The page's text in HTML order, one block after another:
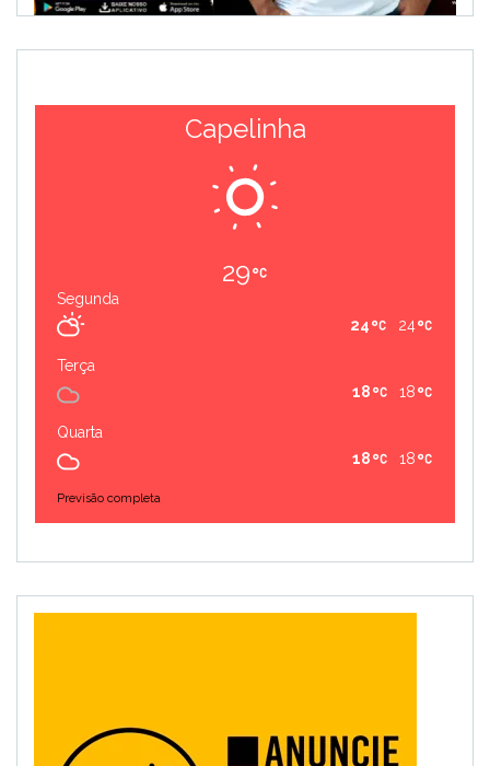
Capelinha
29
Segunda
24
24
Terça
18
18
Quarta
18
18
Previsão completa